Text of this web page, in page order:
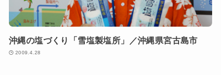
沖縄の塩づくり「雪塩製塩所」／沖縄県宮古島市
2009.4.28